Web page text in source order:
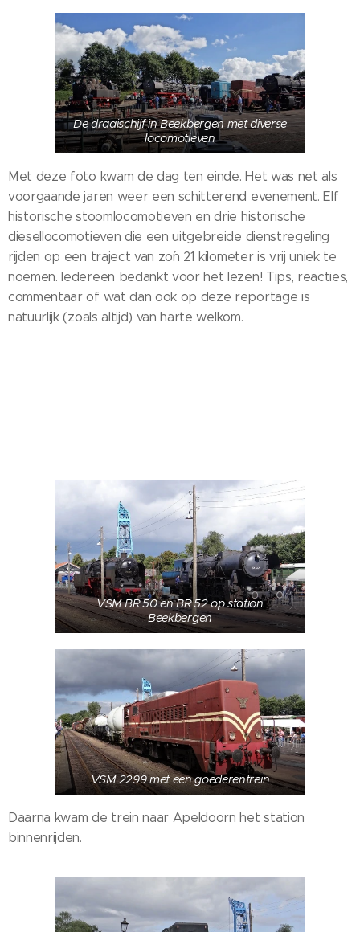
De draaischijf in Beekbergen met diverse
locomotieven
Met deze foto kwam de dag ten einde. Het was net als
voorgaande jaren weer een schitterend evenement. Elf
historische stoomlocomotieven en drie historische
diesellocomotieven die een uitgebreide dienstregeling
rijden op een traject van zo´n 21 kilometer is vrij uniek te
noemen. Iedereen bedankt voor het lezen! Tips, reacties,
commentaar of wat dan ook op deze reportage is
natuurlijk (zoals altijd) van harte welkom.
VSM BR 50 en BR 52 op station
Beekbergen
VSM 2299 met een goederentrein
Daarna kwam de trein naar Apeldoorn het station
binnenrijden.